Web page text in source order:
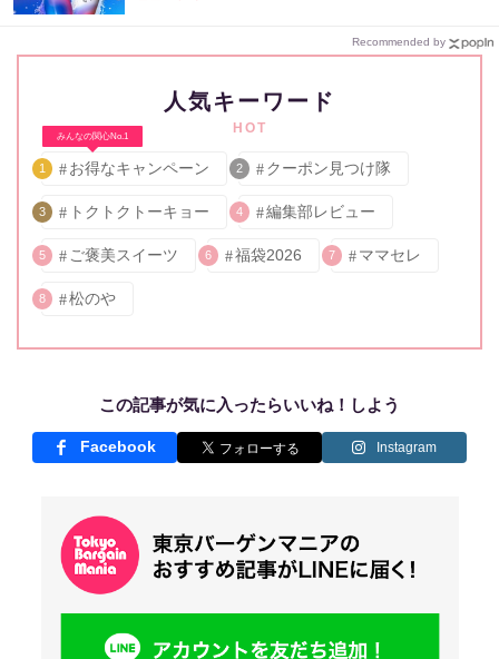
Recommended by
人気キーワード
HOT
みんなの関心No.1
1 お得なキャンペーン 2 クーポン見つけ隊
3 トクトクトーキョー 4 編集部レビュー
5 ご褒美スイーツ 6 福袋2026 7 ママセレ
8 松のや
この記事が気に入ったらいいね！しよう
Facebook Instagram